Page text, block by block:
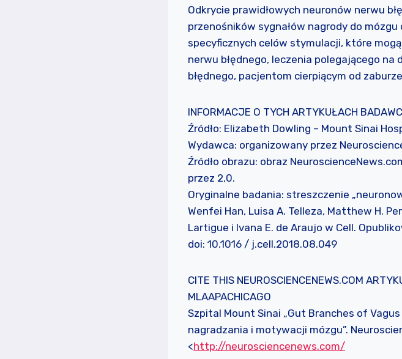
Odkrycie prawidłowych neuronów nerwu
przenośników sygnałów nagrody do
specyficznych celów stymulacji, które
nerwu błędnego, leczenia polegającego
błędnego, pacjentom cierpiącym od
INFORMACJE O TYCH ARTYKUŁACH
Źródło: Elizabeth Dowling – Mount Sinai
Wydawca: organizowany przez
Źródło obrazu: obraz
przez 2,0.
Oryginalne badania: streszczenie
Wenfei Han, Luisa A. Telleza, Matthew H.
Lartigue i Ivana E. de Araujo w Cell.
doi: 10.1016 / j.cell.2018.08.049
CITE THIS NEUROSCIENCENEWS.COM
MLAAPACHICAGO
Szpital Mount Sinai „Gut Branches of
nagradzania i motywacji mózgu”.
<http://neurosciencenews.com/